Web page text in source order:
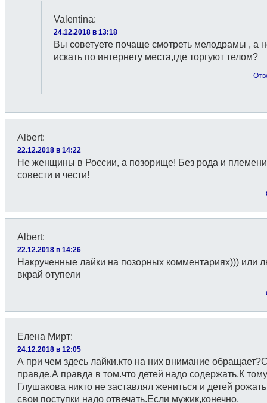
Valentina:
24.12.2018 в 13:18
Вы советуете почаще смотреть мелодрамы , а
искать по интернету места,где торгуют телом?
Albert:
22.12.2018 в 14:22
Не женщины в России, а позорище! Без рода и
совести и чести!
Albert:
22.12.2018 в 14:26
Накрученные лайки на позорных комментариях))) или
вкрай отупели
Елена Мирт:
24.12.2018 в 12:05
А при чем здесь лайки.кто на них внимание
правде.А правда в том.что детей надо содержать.К
Глушакова никто не заставлял жениться и детей
свои поступки надо отвечать.Если мужик,конечно.